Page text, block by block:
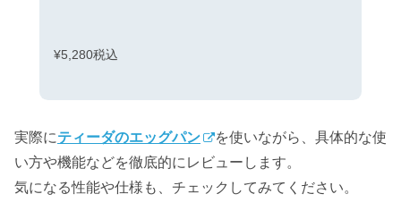
¥5,280税込
実際にティーダのエッグパン
を使いながら、具体的な使
い方や機能などを徹底的にレビューします。
気になる性能や仕様も、チェックしてみてください。